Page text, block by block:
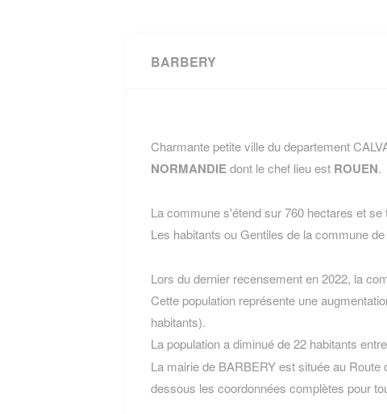
BARBERY
Charmante petite ville du departement
NORMANDIEdont le chef lieu est ROUEN.
La commune s'étend sur 760 hectares et
Les habitants ou Gentiles de la commune
Lors du dernier recensement en 2022, la
Cette population représente une
habitants).
La population a diminué de 22 habitants
La mairie de BARBERY est située au
dessous les coordonnées complètes pour